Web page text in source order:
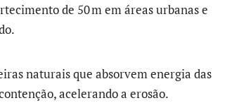
de 50 m em áreas urbanas e
naturais que absorvem energia das
acelerando a erosão.